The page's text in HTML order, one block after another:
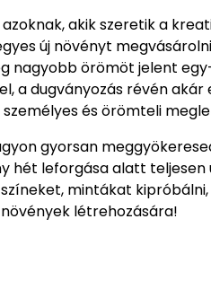
akik szeretik a
új növényt
nagyobb örömöt jelent
a dugványozás révén
és örömteli
gyorsan
hét leforgása alatt
mintákat
létrehozására!